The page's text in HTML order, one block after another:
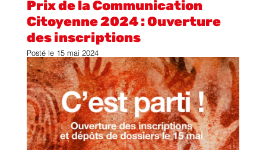
Prix de la Communication
Citoyenne 2024 : Ouverture
des inscriptions
Posté le 15 mai 2024